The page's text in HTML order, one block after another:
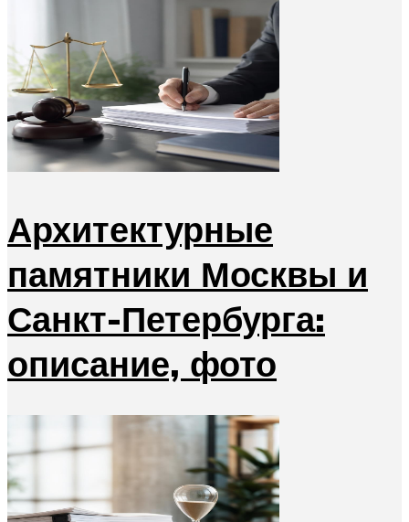
Архитектурные
памятники Москвы и
Санкт-Петербурга:
описание, фото